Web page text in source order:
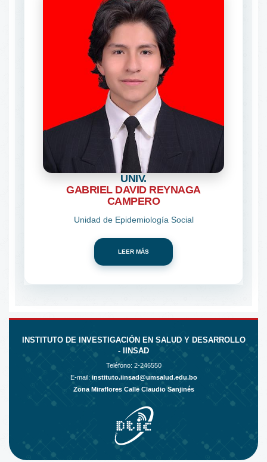
UNIV.
GABRIEL DAVID REYNAGA
CAMPERO
Unidad de Epidemiología Social
LEER MÁS
INSTITUTO DE INVESTIGACIÓN EN SALUD Y DESARROLLO
- IINSAD
Teléfono: 2-246550
E-mail: instituto.iinsad@umsalud.edu.bo
Zona Miraflores Calle Claudio Sanjinés